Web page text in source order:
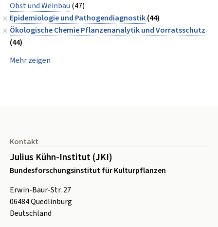
Obst und Weinbau (47)
Epidemiologie und Pathogendiagnostik(44)
Ökologische Chemie Pflanzenanalytik und Vorratsschutz
(44)
Mehr zeigen
Kontakt
Julius Kühn-Institut (JKI)
Bundesforschungsinstitut für Kulturpflanzen
Erwin-Baur-Str. 27
06484Quedlinburg
Deutschland